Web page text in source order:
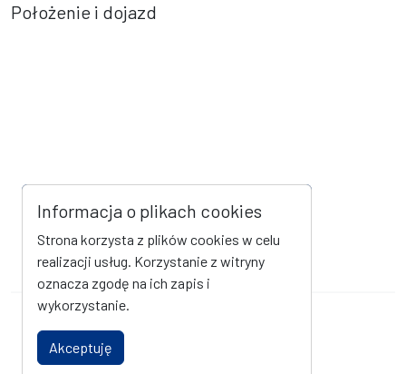
Położenie i dojazd
Informacja o plikach cookies
Strona korzysta z plików cookies w celu
realizacji usług. Korzystanie z witryny
oznacza zgodę na ich zapis i
wykorzystanie.
Akceptuję